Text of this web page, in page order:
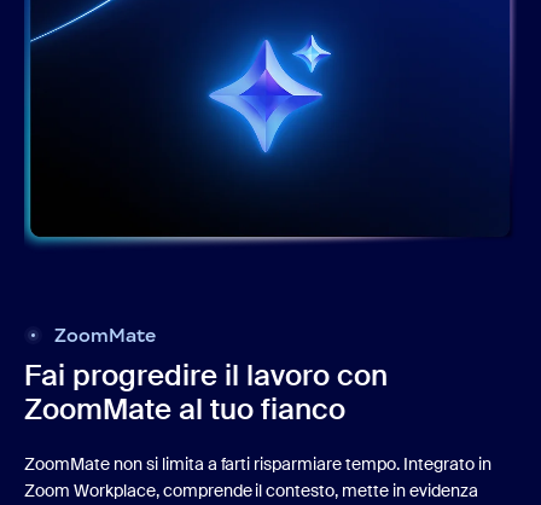
ZoomMate
Fai progredire il lavoro con
ZoomMate al tuo fianco
ZoomMate non si limita a farti risparmiare tempo. Integrato in
Zoom Workplace, comprende il contesto, mette in evidenza